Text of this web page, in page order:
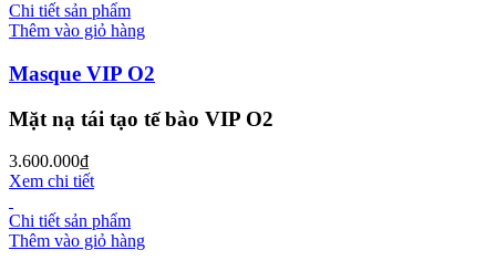
Chi tiết sản phẩm
Thêm vào giỏ hàng
Masque VIP O2
Mặt nạ tái tạo tế bào VIP O2
3.600.000₫
Xem chi tiết
Chi tiết sản phẩm
Thêm vào giỏ hàng